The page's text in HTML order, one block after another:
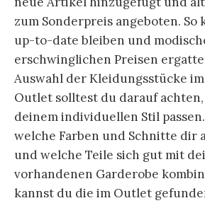
zum Sonderpreis angeboten. So
up-to-date bleiben und
erschwinglichen Preisen
Auswahl der Kleidungsstücke
Outlet solltest du darauf achten,
deinem individuellen Stil
welche Farben und Schnitte dir
und welche Teile sich gut mit
vorhandenen Garderobe
kannst du die im Outlet